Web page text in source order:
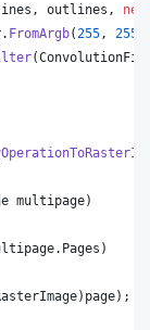
, outlines ,
new
. FromArgb( 255 , 255
(
multipage)
. Pages )
) page) ;